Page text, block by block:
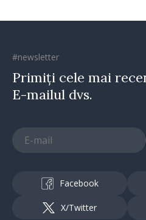
#newsletter
Primiți cele mai
E-mailul dvs.
Facebook
X/Twitter